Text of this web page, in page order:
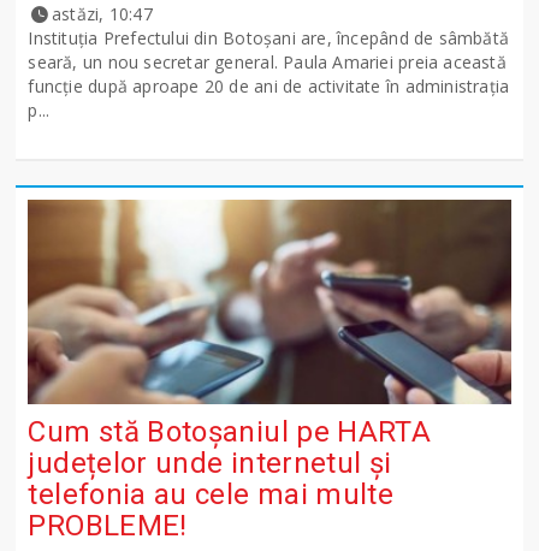
astăzi, 10:47
Instituția Prefectului din Botoșani are, începând de sâmbătă
seară, un nou secretar general. Paula Amariei preia această
funcție după aproape 20 de ani de activitate în administrația
p...
Cum stă Botoșaniul pe HARTA
județelor unde internetul și
telefonia au cele mai multe
PROBLEME!